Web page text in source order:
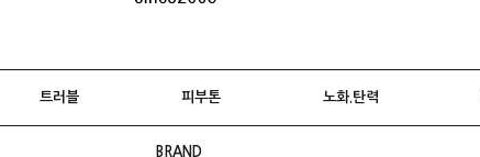
트러블 피부톤 노화.탄력
BRAND